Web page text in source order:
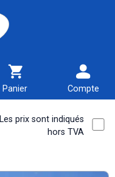
Panier Compte
Les prix sont indiqués
hors TVA